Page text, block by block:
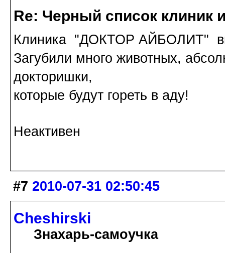
Re: Черный список клиник
Клиника "ДОКТОР АЙБОЛИТ"
Загубили много животных,
докторишки,
которые будут гореть в аду!
Неактивен
#7 2010-07-31 02:50:45
Cheshirski
Знахарь-самоучка